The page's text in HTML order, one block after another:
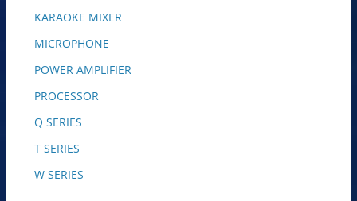
KARAOKE MIXER
MICROPHONE
POWER AMPLIFIER
PROCESSOR
Q SERIES
T SERIES
W SERIES